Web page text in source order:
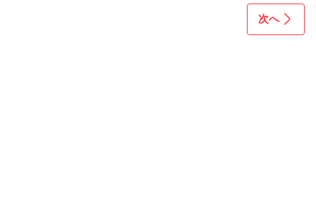
売り 夏タイヤ オートウ
次へ